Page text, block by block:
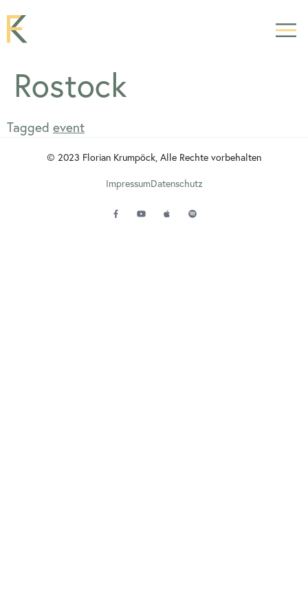
Rostock
Tagged event
© 2023 Florian Krumpöck, Alle Rechte vorbehalten
ImpressumDatenschutz